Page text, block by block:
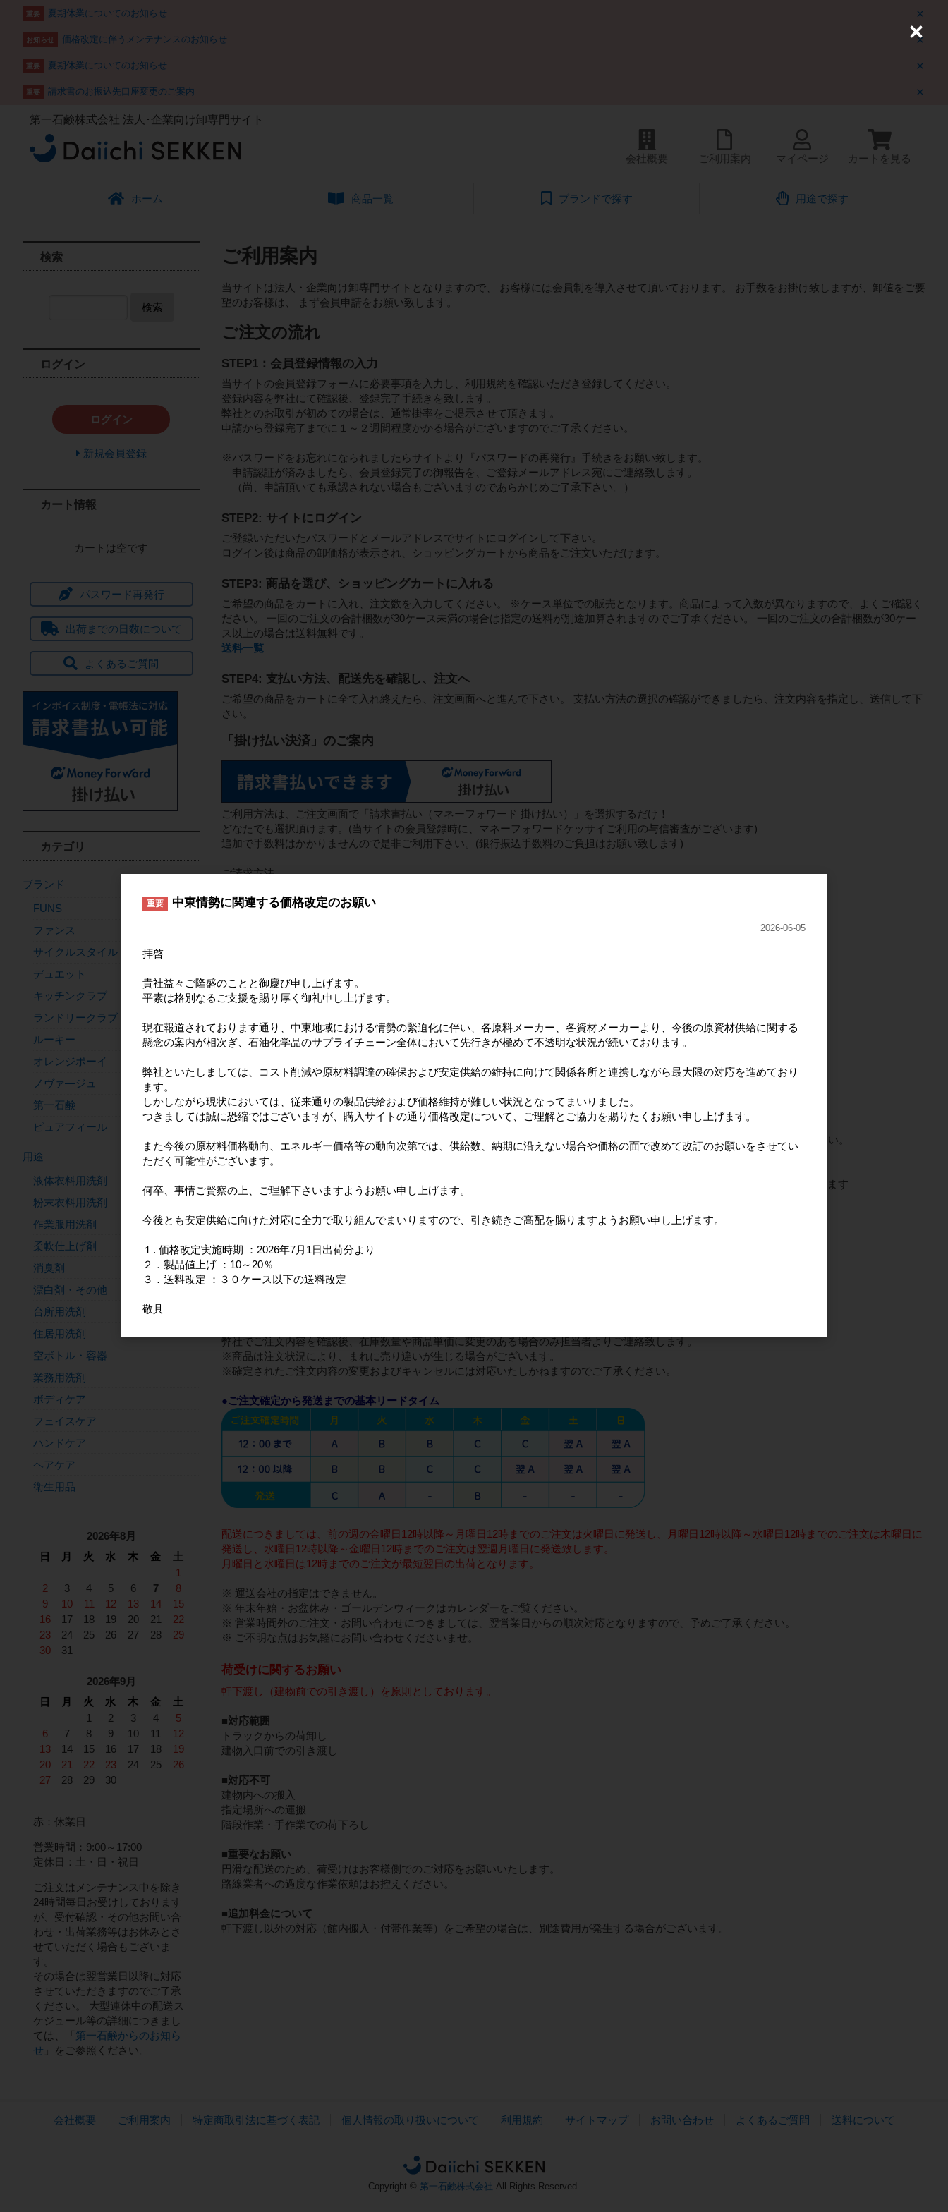
重要 夏期休業についてのお知らせ
お知らせ 価格改定に伴うメンテナンスのお知らせ
重要 夏期休業についてのお知らせ
重要 請求書のお振込先口座変更のご案内
第一石鹸株式会社 法人･企業向け卸専門サイト
カートを見る
マイページ
ご利用案内
会社概要
ホーム 商品一覧 ブランドで探す 用途で探す
ご利用案内
当サイトは法人・企業向け卸専門サイトとなりますので、 お客様には会員制を導入させて頂いております。 お手数をお掛け致しますが、卸値をご要
望のお客様は、 まず会員申請をお願い致します。
ご注文の流れ
STEP1：会員登録情報の入力
当サイトの会員登録フォームに必要事項を入力し、利用規約を確認いただき登録してください。
登録内容を弊社にて確認後、登録完了手続きを致します。
弊社とのお取引が初めての場合は、通常掛率をご提示させて頂きます。
申請から登録完了までに１～２週間程度かかる場合がございますのでご了承ください。
※パスワードをお忘れになられましたらサイトより『パスワードの再発行』手続きをお願い致します。
申請認証が済みましたら、会員登録完了の御報告を、ご登録メールアドレス宛にご連絡致します。
（尚、申請頂いても承認されない場合もございますのであらかじめご了承下さい。）
STEP2: サイトにログイン
ご登録いただいたパスワードとメールアドレスでサイトにログインして下さい。
ログイン後は商品の卸価格が表示され、ショッピングカートから商品をご注文いただけます。
STEP3: 商品を選び、ショッピングカートに入れる
ご希望の商品をカートに入れ、注文数を入力してください。 ※ケース単位での販売となります。商品によって入数が異なりますので、よくご確認く
ださい。 一回のご注文の合計梱数が30ケース未満の場合は指定の送料が別途加算されますのでご了承ください。 一回のご注文の合計梱数が30ケー
ス以上の場合は送料無料です。
送料一覧
STEP4: 支払い方法、配送先を確認し、注文へ
ご希望の商品をカートに全て入れ終えたら、注文画面へと進んで下さい。 支払い方法の選択の確認ができましたら、注文内容を指定し、送信して下
さい。
「掛け払い決済」のご案内
ご利用方法は、ご注文画面で「請求書払い（マネーフォワード 掛け払い）」を選択するだけ！
どなたでも選択頂けます。(当サイトの会員登録時に、マネーフォワードケッサイご利用の与信審査がございます)
追加で手数料はかかりませんので是非ご利用下さい。(銀行振込手数料のご負担はお願い致します)
ご請求方法
お支払い方法
◦お支払期日：原則、取引の翌月末
ご利用限度額
◦1ヵ月あたり税込30万円までとなります。30万円以上をご希望のお客様は当社宛てにご連絡ください。
その他
◦決済手数料は無料です。
◦『請求書払い（マネーフォワード 掛け払い）』はマネーフォワードケッサイ株式会社が運営しております。
◦当サービスではマネーフォワードケッサイ株式会社が、請求業務の受託及び代金債権の収受権限の付与を受け、
又は、販売元から当該債権の債権譲渡を受けて、請求書の発行や代金の回収、管理を行っております。
◦審査の結果、別のお支払方法をご提案する可能性がございます。予めご了承ください。
◦請求書の発行元およびご入金先口座名義は、マネーフォワードケッサイ株式会社となります。お間違えのないようご注意ください。
◦『請求書払い（マネーフォワード 掛け払い）』でご注文の場合、領収証の発行を承っておりません。
銀行での振込票（ご利用明細）または通帳の記載を支払証跡としてご利用ください。
◦電子帳簿保存法対応済！受領した請求書をクラウドで管理できる便利なサービス
もございます
詳細はこちらをクリックしてください
◦その他、よくあるご質問やお問い合わせにつきましては こちら をご参照ください。
※ ご請求の内容（お宛名、明細、金額を含む）に関するお問い合わせにつきましては、当社宛てにご連絡ください。
弊社でご注文内容を確認後、在庫数量や商品単価に変更のある場合のみ担当者よりご連絡致します。
※商品は注文状況により、まれに売り違いが生じる場合がございます。
※確定されたご注文内容の変更およびキャンセルには対応いたしかねますのでご了承ください。
●ご注文確定から発送までの基本リードタイム
配送につきましては、前の週の金曜日12時以降～月曜日12時までのご注文は火曜日に発送し、月曜日12時以降～水曜日12時までのご注文は木曜日に
発送し、水曜日12時以降～金曜日12時までのご注文は翌週月曜日に発送致します。
月曜日と水曜日は12時までのご注文が最短翌日の出荷となります。
※ 運送会社の指定はできません。
※ 年末年始・お盆休み・ゴールデンウィークはカレンダーをご覧ください。
※ 営業時間外のご注文・お問い合わせにつきましては、翌営業日からの順次対応となりますので、予めご了承ください。
※ ご不明な点はお気軽にお問い合わせくださいませ。
荷受けに関するお願い
軒下渡し（建物前での引き渡し）を原則としております。
■対応範囲
トラックからの荷卸し
建物入口前での引き渡し
■対応不可
建物内への搬入
指定場所への運搬
階段作業・手作業での荷下ろし
■重要なお願い
円滑な配送のため、荷受けはお客様側でのご対応をお願いいたします。
路線業者への過度な作業依頼はお控えください。
■追加料金について
軒下渡し以外の対応（館内搬入・付帯作業等）をご希望の場合は、別途費用が発生する場合がございます。
検索
検索
ログイン
ログイン
新規会員登録
カート情報
カートは空です
パスワード再発行
出荷までの日数について
よくあるご質問
カテゴリ
ブランド
FUNS
ファンス
サイクルスタイル
デュエット
キッチンクラブ
ランドリークラブ
ルーキー
オレンジボーイ
ノヴァ―ジュ
第一石鹸
ピュアフィール
用途
液体衣料用洗剤
粉末衣料用洗剤
作業服用洗剤
柔軟仕上げ剤
消臭剤
漂白剤・その他
台所用洗剤
住居用洗剤
空ボトル・容器
業務用洗剤
ボディケア
フェイスケア
ハンドケア
ヘアケア
衛生用品
2026年8月
日
月 火 水 木 金
土
1
2
3 4 5 6 7
8
9
10 11 12 13 14
15
16
17 18 19 20 21
22
23
24 25 26 27 28
29
30
31
2026年9月
日
月 火 水 木 金
土
1
2 3 4
5
6
7 8 9 10 11
12
13
14 15 16 17 18
19
20
21 22 23 24 25
26
27
28 29 30
赤：休業日
営業時間：9:00～17:00
定休日：土・日・祝日
ご注文はメンテナンス中を除き
24時間毎日お受けしております
が、受付確認・その他お問い合
わせ・出荷業務等はお休みとさ
せていただく場合もございま
す。
その場合は翌営業日以降に対応
させていただきますのでご了承
ください。 大型連休中の配送ス
ケジュール等の詳細につきまし
ては、「 第一石鹸からのお知ら
せ 」をご参照ください。
会社概要 ご利用案内 特定商取引法に基づく表記 個人情報の取り扱いについて 利用規約 サイトマップ お問い合わせ よくあるご質問 送料について
Copyright © 第一石鹸株式会社 All Rights Reserved.
重要 中東情勢に関連する価格改定のお願い
2026-06-05
拝啓
貴社益々ご隆盛のことと御慶び申し上げます。
平素は格別なるご支援を賜り厚く御礼申し上げます。
現在報道されております通り、中東地域における情勢の緊迫化に伴い、各原料メーカー、各資材メーカーより、今後の原資材供給に関する
懸念の案内が相次ぎ、石油化学品のサプライチェーン全体において先行きが極めて不透明な状況が続いております。
弊社といたしましては、コスト削減や原材料調達の確保および安定供給の維持に向けて関係各所と連携しながら最大限の対応を進めており
ます。
しかしながら現状においては、従来通りの製品供給および価格維持が難しい状況となってまいりました。
つきましては誠に恐縮ではございますが、購入サイトの通り価格改定について、ご理解とご協力を賜りたくお願い申し上げます。
また今後の原材料価格動向、エネルギー価格等の動向次第では、供給数、納期に沿えない場合や価格の面で改めて改訂のお願いをさせてい
ただく可能性がございます。
何卒、事情ご賢察の上、ご理解下さいますようお願い申し上げます。
今後とも安定供給に向けた対応に全力で取り組んでまいりますので、引き続きご高配を賜りますようお願い申し上げます。
１. 価格改定実施時期 ：2026年7月1日出荷分より
２．製品値上げ ：10～20％
３．送料改定 ：３０ケース以下の送料改定
敬具
C
o